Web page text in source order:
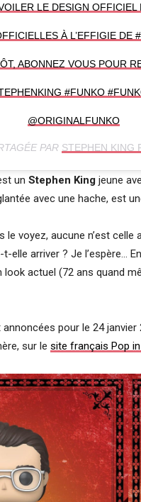
LE DESIGN OFFICIEL
À L’EFFIGIE DE
ABONNEZ VOUS POUR
#FUNKO
@ORIGINALFUNKO
PAR STEPHEN KING
un Stephen King jeune
avec une hache, est
voyez, aucune n’est
elle arriver ? Je l’espère…
look actuel (72 ans quand
pour le 24 janvier
sur le site français Pop